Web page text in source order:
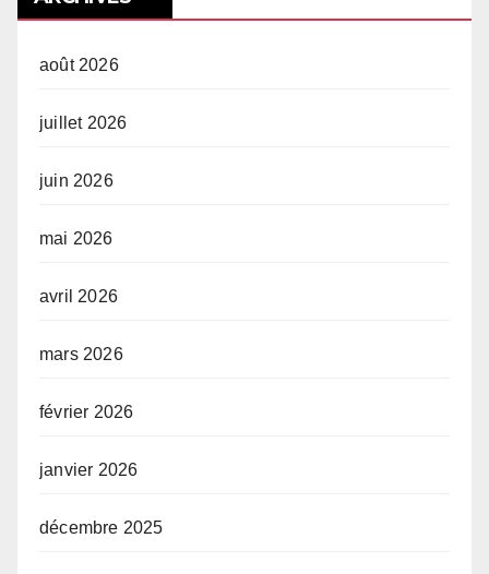
août 2026
juillet 2026
juin 2026
mai 2026
avril 2026
mars 2026
février 2026
janvier 2026
décembre 2025